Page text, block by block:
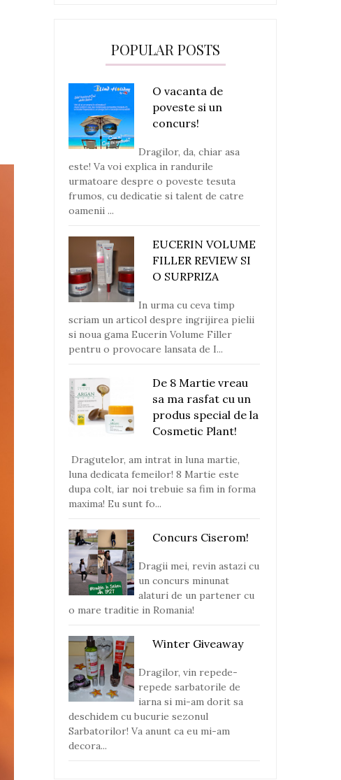
POPULAR POSTS
O vacanta de
poveste si un
concurs!
Dragilor, da, chiar asa
este! Va voi explica in randurile
urmatoare despre o poveste tesuta
frumos, cu dedicatie si talent de catre
oamenii ...
EUCERIN VOLUME
FILLER REVIEW SI
O SURPRIZA
In urma cu ceva timp
scriam un articol despre ingrijirea pielii
si noua gama Eucerin Volume Filler
pentru o provocare lansata de I...
De 8 Martie vreau
sa ma rasfat cu un
produs special de la
Cosmetic Plant!
Dragutelor, am intrat in luna martie,
luna dedicata femeilor! 8 Martie este
dupa colt, iar noi trebuie sa fim in forma
maxima! Eu sunt fo...
Concurs Ciserom!
Dragii mei, revin astazi cu
un concurs minunat
alaturi de un partener cu
o mare traditie in Romania!
Winter Giveaway
Dragilor, vin repede-
repede sarbatorile de
iarna si mi-am dorit sa
deschidem cu bucurie sezonul
Sarbatorilor! Va anunt ca eu mi-am
decora...